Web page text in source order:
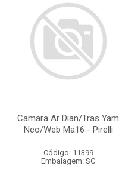
Camara Ar Dian/Tras Yam
Neo/Web Ma16 - Pirelli
Código: 11399
Embalagem: SC